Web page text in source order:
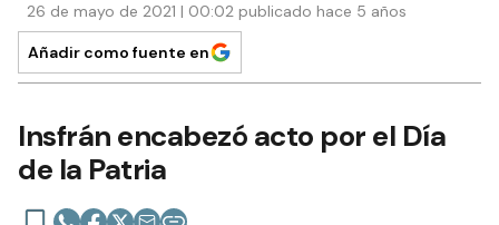
26 de mayo de 2021 | 00:02 publicado hace 5 años
Añadir como fuente en
Insfrán encabezó acto por el Día
de la Patria